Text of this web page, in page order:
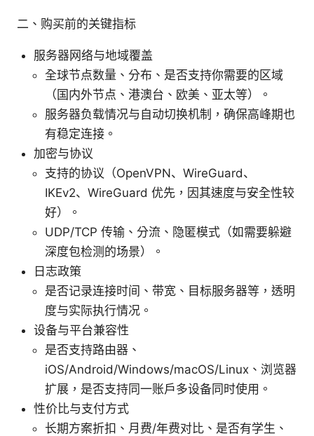
二、购买前的关键指标
服务器网络与地域覆盖
全球节点数量、分布、是否支持你需要的区域
（国内外节点、港澳台、欧美、亚太等）。
服务器负载情况与自动切换机制，确保高峰期也
有稳定连接。
加密与协议
支持的协议（OpenVPN、WireGuard、
IKEv2、WireGuard 优先，因其速度与安全性较
好）。
UDP/TCP 传输、分流、隐匿模式（如需要躲避
深度包检测的场景）。
日志政策
是否记录连接时间、带宽、目标服务器等，透明
度与实际执行情况。
设备与平台兼容性
是否支持路由器、
iOS/Android/Windows/macOS/Linux、浏览器
扩展，是否支持同一账户多设备同时使用。
性价比与支付方式
长期方案折扣、月费/年费对比、是否有学生、